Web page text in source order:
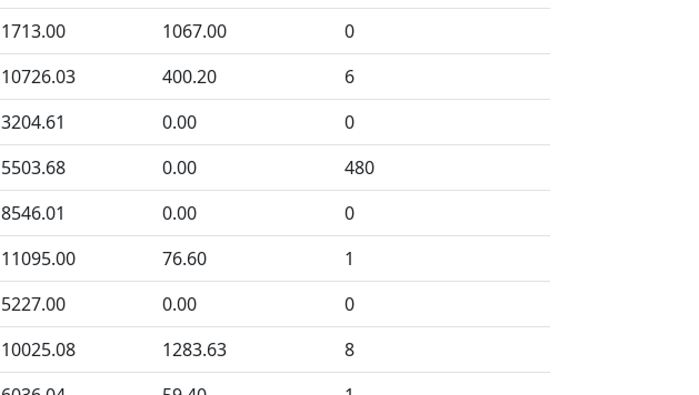
1713.00 1067.00
0
10726.03 400.20
6
3204.61 0.00
0
5503.68 0.00
480
8546.01 0.00
0
11095.00 76.60
1
5227.00 0.00
0
10025.08 1283.63
8